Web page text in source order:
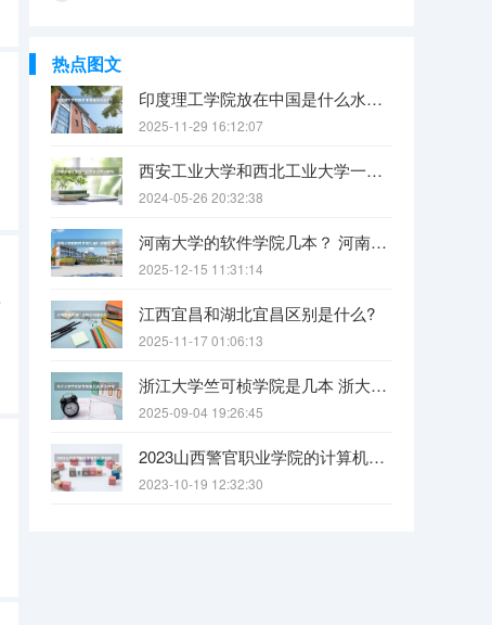
热点图文
印度理工学院放在中国是什么水平？
2025-11-29 16:12:07
西安工业大学和西北工业大学一样吗
2024-05-26 20:32:38
河南大学的软件学院几本？ 河南大学软件学院几本 河南大学软件学院属于哪一类院校
2025-12-15 11:31:14
江西宜昌和湖北宜昌区别是什么?
2025-11-17 01:06:13
浙江大学竺可桢学院是几本 浙大竺可桢学院是几本
2025-09-04 19:26:45
2023山西警官职业学院的计算机应用技术专业分数线高不高 山西警官职业学院计算机应用技术专业历年分数线参考表单
2023-10-19 12:32:30